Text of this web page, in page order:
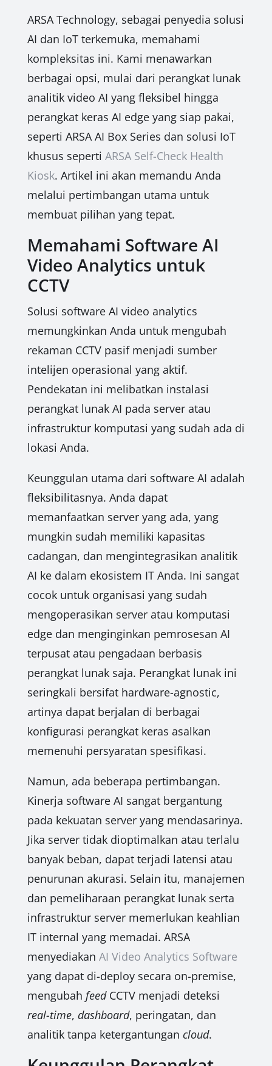
ARSA Technology, sebagai penyedia solusi
AI dan IoT terkemuka, memahami
kompleksitas ini. Kami menawarkan
berbagai opsi, mulai dari perangkat lunak
analitik video AI yang fleksibel hingga
perangkat keras AI edge yang siap pakai,
seperti ARSA AI Box Series dan solusi IoT
khusus seperti ARSA Self-Check Health
Kiosk. Artikel ini akan memandu Anda
melalui pertimbangan utama untuk
membuat pilihan yang tepat.
Memahami Software AI
Video Analytics untuk
CCTV
Solusi software AI video analytics
memungkinkan Anda untuk mengubah
rekaman CCTV pasif menjadi sumber
intelijen operasional yang aktif.
Pendekatan ini melibatkan instalasi
perangkat lunak AI pada server atau
infrastruktur komputasi yang sudah ada di
lokasi Anda.
Keunggulan utama dari software AI adalah
fleksibilitasnya. Anda dapat
memanfaatkan server yang ada, yang
mungkin sudah memiliki kapasitas
cadangan, dan mengintegrasikan analitik
AI ke dalam ekosistem IT Anda. Ini sangat
cocok untuk organisasi yang sudah
mengoperasikan server atau komputasi
edge dan menginginkan pemrosesan AI
terpusat atau pengadaan berbasis
perangkat lunak saja. Perangkat lunak ini
seringkali bersifat hardware-agnostic,
artinya dapat berjalan di berbagai
konfigurasi perangkat keras asalkan
memenuhi persyaratan spesifikasi.
Namun, ada beberapa pertimbangan.
Kinerja software AI sangat bergantung
pada kekuatan server yang mendasarinya.
Jika server tidak dioptimalkan atau terlalu
banyak beban, dapat terjadi latensi atau
penurunan akurasi. Selain itu, manajemen
dan pemeliharaan perangkat lunak serta
infrastruktur server memerlukan keahlian
IT internal yang memadai. ARSA
menyediakan AI Video Analytics Software
yang dapat di-deploy secara on-premise,
mengubah feedCCTV menjadi deteksi
real-time, dashboard, peringatan, dan
analitik tanpa ketergantungan cloud.